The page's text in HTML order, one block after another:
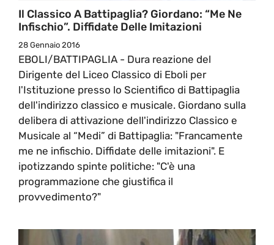
Il Classico A Battipaglia? Giordano: “Me Ne
Infischio”. Diffidate Delle Imitazioni
28 Gennaio 2016
EBOLI/BATTIPAGLIA - Dura reazione del
Dirigente del Liceo Classico di Eboli per
l'Istituzione presso lo Scientifico di Battipaglia
dell'indirizzo classico e musicale. Giordano sulla
delibera di attivazione dell'indirizzo Classico e
Musicale al “Medi” di Battipaglia: "Francamente
me ne infischio. Diffidate delle imitazioni". E
ipotizzando spinte politiche: "C'è una
programmazione che giustifica il
provvedimento?"